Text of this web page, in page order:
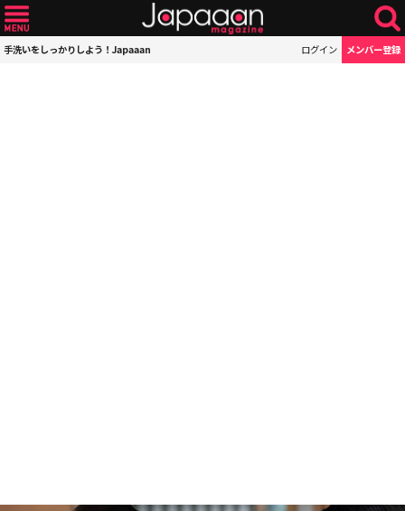
手洗いをしっかりしよう！Japaaan ログイン メンバー登録